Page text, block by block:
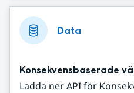
Data
Konsekvensbaserade
Ladda ner API för